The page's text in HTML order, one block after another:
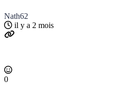
Nath62
il y a 2 mois
0